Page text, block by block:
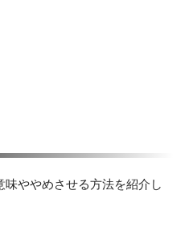
ややめさせる方法を紹介し